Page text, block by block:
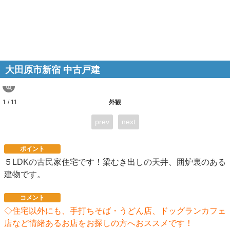
大田原市新宿 中古戸建
外観
1 / 11
prev next
ポイント
５LDKの古民家住宅です！梁むき出しの天井、囲炉裏のある
建物です。
コメント
◇住宅以外にも、手打ちそば・うどん店、ドッグランカフェ
店など情緒あるお店をお探しの方へおススメです！